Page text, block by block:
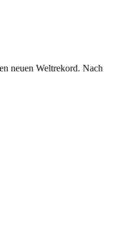
neuen Weltrekord. Nach